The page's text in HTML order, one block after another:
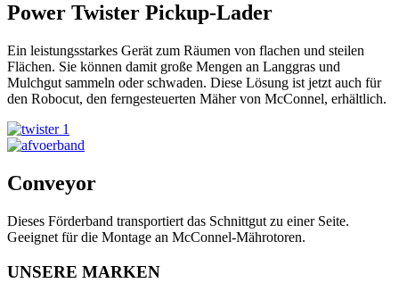
Power Twister Pickup-Lader
Ein leistungsstarkes Gerät zum Räumen von flachen und steilen
Flächen. Sie können damit große Mengen an Langgras und
Mulchgut sammeln oder schwaden. Diese Lösung ist jetzt auch für
den Robocut, den ferngesteuerten Mäher von McConnel, erhältlich.
Conveyor
Dieses Förderband transportiert das Schnittgut zu einer Seite.
Geeignet für die Montage an McConnel-Mährotoren.
UNSERE MARKEN